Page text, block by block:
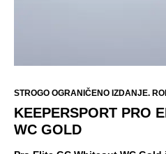
STROGO OGRANIČENO IZDANJE.
KEEPERSPORT PRO
WC GOLD